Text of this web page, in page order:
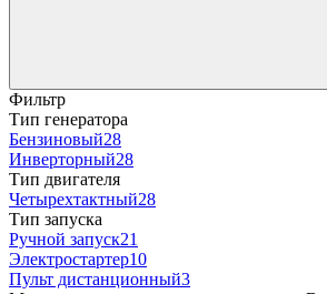
Фильтр
Тип генератора
Бензиновый28
Инверторный28
Тип двигателя
Четырехтактный28
Тип запуска
Ручной запуск21
Электростартер10
Пульт дистанционный3